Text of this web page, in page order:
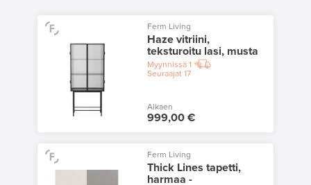
Ferm Living
Haze vitriini,
teksturoitu lasi, musta
Myynnissä1
Seuraajat17
Alkaen
999,00 €
Ferm Living
Thick Lines tapetti,
harmaa -